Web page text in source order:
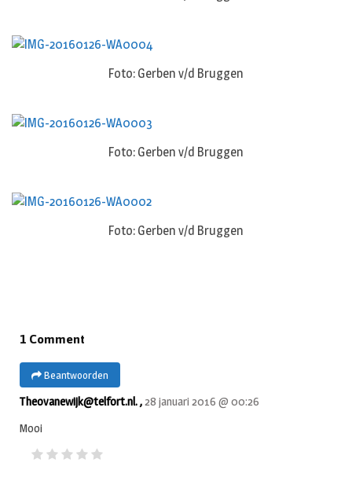
Foto: Gerben v/d Bruggen
Foto: Gerben v/d Bruggen
Foto: Gerben v/d Bruggen
1 Comment
Beantwoorden
Theovanewijk@telfort.nl. ,28 januari 2016 @ 00:26
Mooi